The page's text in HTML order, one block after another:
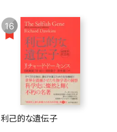
16
利己的な遺伝子